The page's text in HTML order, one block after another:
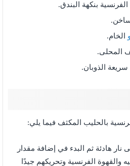
بنكهة البندق.
الخام.
المحلى.
الذوبان.
بالحليب المكثف فيما يلي:
نار هادئة ثم البدء في إضافة مقدار
والقهوة الفرنسية وتحريكهم جيدًا